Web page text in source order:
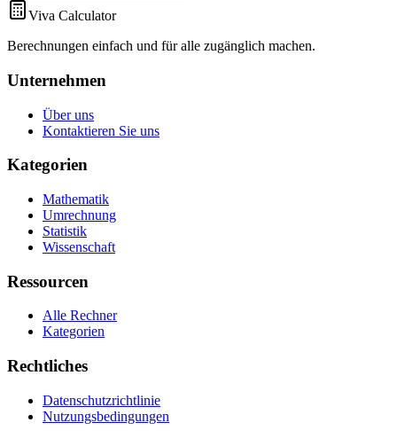
Viva Calculator
Berechnungen einfach und für alle zugänglich machen.
Unternehmen
Über uns
Kontaktieren Sie uns
Kategorien
Mathematik
Umrechnung
Statistik
Wissenschaft
Ressourcen
Alle Rechner
Kategorien
Rechtliches
Datenschutzrichtlinie
Nutzungsbedingungen